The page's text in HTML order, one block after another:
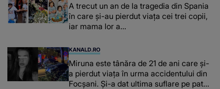
A trecut un an de la tragedia din Spania
în care și-au pierdut viața cei trei copii,
iar mama lor a…
KANALD.RO
Miruna este tânăra de 21 de ani care și-
a pierdut viața în urma accidentului din
Focșani. Și-a dat ultima suflare pe patul